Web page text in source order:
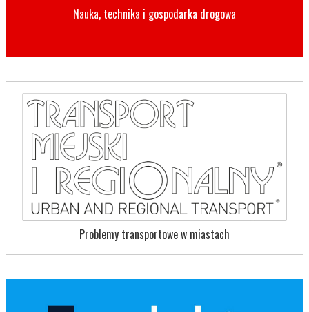
Nauka, technika i gospodarka drogowa
Problemy transportowe w miastach